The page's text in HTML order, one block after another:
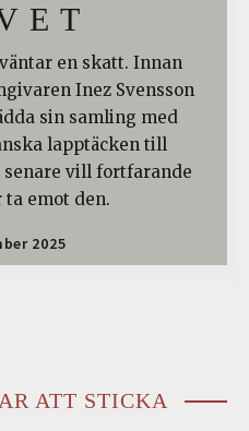
E T
en skatt. Innan
Inez Svensson
sin samling med
lapptäcken till
vill fortfarande
ta emot den.
2025
ATT STICKA